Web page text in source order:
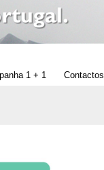
1 + 1 Contactos